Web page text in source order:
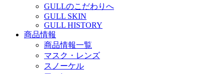
GULLのこだわりへ
GULL SKIN
GULL HISTORY
商品情報
商品情報一覧
マスク・レンズ
スノーケル